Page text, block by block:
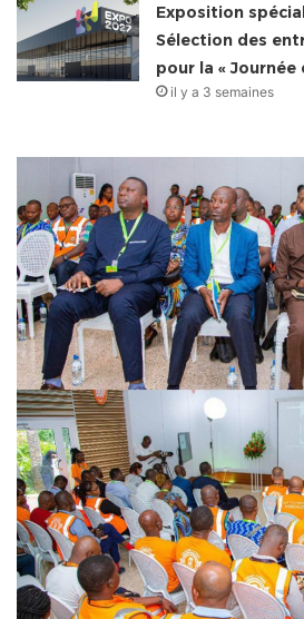
Exposition
Sélection des
pour la « Journée
il y a 3 semaines